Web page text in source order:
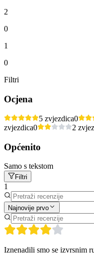
2
0
1
0
Filtri
Ocjena
5 zvjezdica0
zvjezdica0 2
Općenito
Samo s tekstom
Filtri
1
Najnovije prvo
Iznenadili smo se izvrsnim